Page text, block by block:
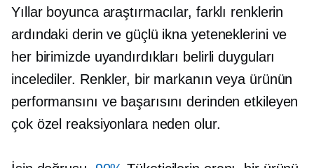
Yıllar boyunca araştırmacılar, farklı renklerin
ardındaki derin ve güçlü ikna yeteneklerini ve
her birimizde uyandırdıkları belirli duyguları
incelediler. Renkler, bir markanın veya ürünün
performansını ve başarısını derinden etkileyen
çok özel reaksiyonlara neden olur.